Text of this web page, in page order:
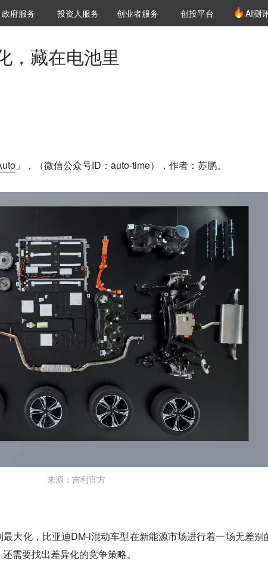
城市之窗
政府服务 VClub投资机构库
投资机构职位推介
投资人服务 创投氪堂
创业者服务 创投平台 AI测
，藏在电池里
」，（微信公众号ID：auto-time），作者：苏鹏。
来源：吉利官方
大化，比亚迪DM-i混动车型在新能源市场进行着一场无差别
需要找出差异化的竞争策略。